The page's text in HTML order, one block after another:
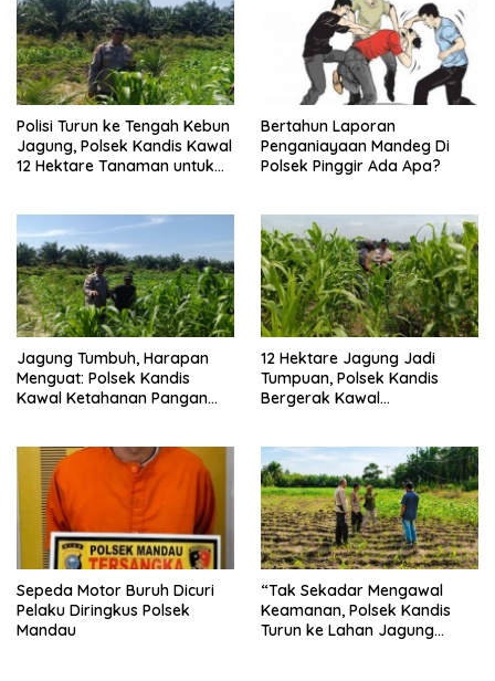
Polisi Turun ke Tengah Kebun
Jagung, Polsek Kandis Kawal
12 Hektare Tanaman untuk
Bertahun Laporan
Penganiayaan Mandeg Di
Polsek Pinggir Ada Apa?
Jagung Tumbuh, Harapan
Menguat: Polsek Kandis
Kawal Ketahanan Pangan
12 Hektare Jagung Jadi
Tumpuan, Polsek Kandis
Bergerak Kawal
Sepeda Motor Buruh Dicuri
Pelaku Diringkus Polsek
Mandau
“Tak Sekadar Mengawal
Keamanan, Polsek Kandis
Turun ke Lahan Jagung